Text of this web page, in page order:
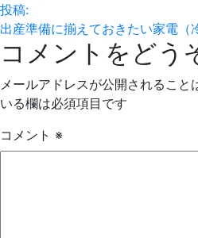
ル
サ
イ
ズ
投
稿
ナ
ビ
ゲ
投稿:
出産準備に揃えておきたい家電（
コメントをどう
メールアドレスが公開されること
いる欄は必須項目です
コメント ※